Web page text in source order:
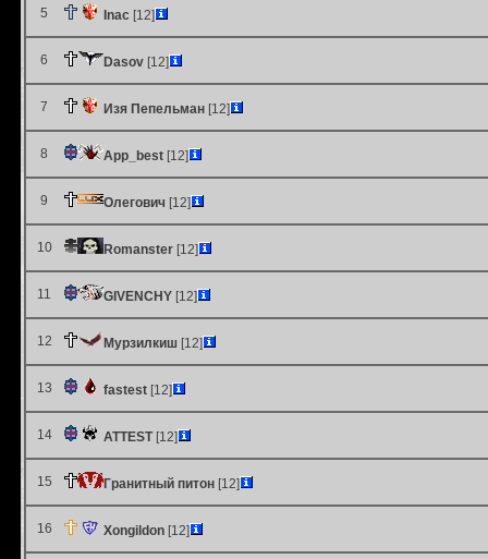
5 Inac [12]
6 Dasov [12]
7 Изя Пепельман [12]
8 App_best [12]
9 Олегович [12]
10 Romanster [12]
11 GIVENCHY [12]
12 Мурзилкиш [12]
13 fastest [12]
14 ATTEST[12]
15 Гранитный питон [12]
16 Xongildon [12]